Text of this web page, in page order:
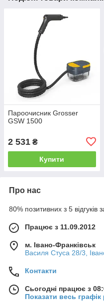
Пароочисник Grosser
GSW 1500
2 531 ₴
Купити
Про нас
80% позитивних з 5 відгуків
Працює з 11.09.2012
м. Івано-Франківськ
Василя Стуса 28/3,
Контакти
Сьогодні працює з
Показати весь графік